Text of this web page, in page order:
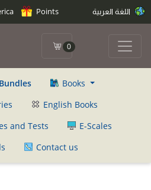
Points
0
Bundles
Books
English Books
and Tests
E-Scales
Contact us